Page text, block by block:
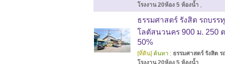
โรงงาน 20ห้อง 5 ห้องน้ำ ,
ธรรมศาสตร์ รังสิต รถบรร
โลตัสนวนคร 900 ม. 250
50%
[ที่ดิน] ค้นหา : ธรรมศาสตร์ รังสิต
โรงงาน 20ห้อง 5 ห้องน้ำ